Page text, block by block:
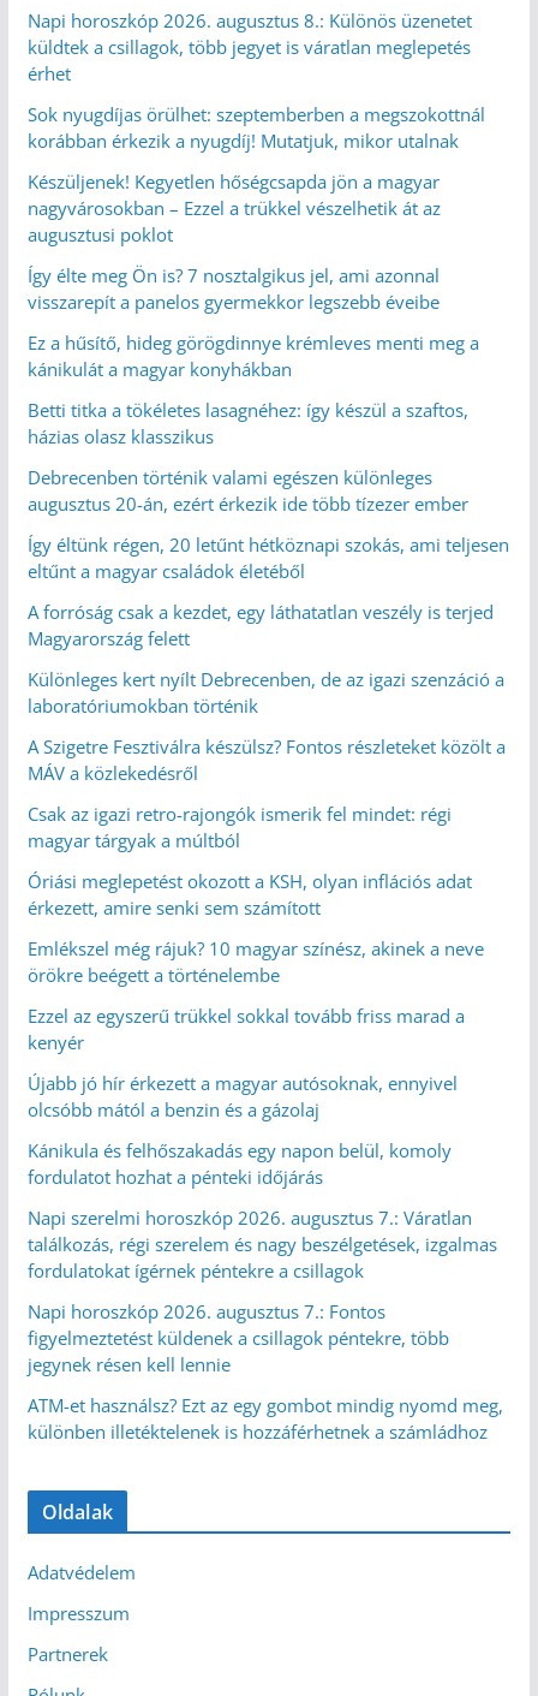
Napi horoszkóp 2026. augusztus 8.: Különös üzenetet
küldtek a csillagok, több jegyet is váratlan meglepetés
érhet
Sok nyugdíjas örülhet: szeptemberben a megszokottnál
korábban érkezik a nyugdíj! Mutatjuk, mikor utalnak
Készüljenek! Kegyetlen hőségcsapda jön a magyar
nagyvárosokban – Ezzel a trükkel vészelhetik át az
augusztusi poklot
Így élte meg Ön is? 7 nosztalgikus jel, ami azonnal
visszarepít a panelos gyermekkor legszebb éveibe
Ez a hűsítő, hideg görögdinnye krémleves menti meg a
kánikulát a magyar konyhákban
Betti titka a tökéletes lasagnéhez: így készül a szaftos,
házias olasz klasszikus
Debrecenben történik valami egészen különleges
augusztus 20-án, ezért érkezik ide több tízezer ember
Így éltünk régen, 20 letűnt hétköznapi szokás, ami teljesen
eltűnt a magyar családok életéből
A forróság csak a kezdet, egy láthatatlan veszély is terjed
Magyarország felett
Különleges kert nyílt Debrecenben, de az igazi szenzáció a
laboratóriumokban történik
A Szigetre Fesztiválra készülsz? Fontos részleteket közölt a
MÁV a közlekedésről
Csak az igazi retro-rajongók ismerik fel mindet: régi
magyar tárgyak a múltból
Óriási meglepetést okozott a KSH, olyan inflációs adat
érkezett, amire senki sem számított
Emlékszel még rájuk? 10 magyar színész, akinek a neve
örökre beégett a történelembe
Ezzel az egyszerű trükkel sokkal tovább friss marad a
kenyér
Újabb jó hír érkezett a magyar autósoknak, ennyivel
olcsóbb mától a benzin és a gázolaj
Kánikula és felhőszakadás egy napon belül, komoly
fordulatot hozhat a pénteki időjárás
Napi szerelmi horoszkóp 2026. augusztus 7.: Váratlan
találkozás, régi szerelem és nagy beszélgetések, izgalmas
fordulatokat ígérnek péntekre a csillagok
Napi horoszkóp 2026. augusztus 7.: Fontos
figyelmeztetést küldenek a csillagok péntekre, több
jegynek résen kell lennie
ATM-et használsz? Ezt az egy gombot mindig nyomd meg,
különben illetéktelenek is hozzáférhetnek a számládhoz
Oldalak
Adatvédelem
Impresszum
Partnerek